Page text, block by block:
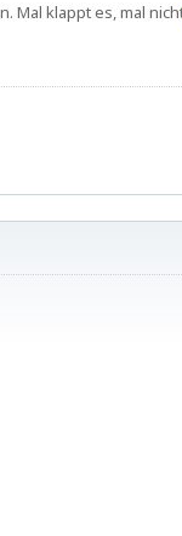
Mal klappt es, mal